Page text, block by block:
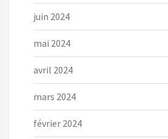
juin 2024
mai 2024
avril 2024
mars 2024
février 2024